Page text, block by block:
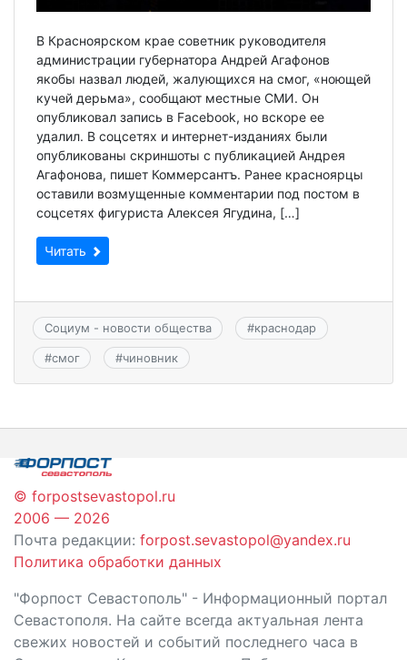
В Красноярском крае советник руководителя
администрации губернатора Андрей Агафонов
якобы назвал людей, жалующихся на смог, «ноющей
кучей дерьма», сообщают местные СМИ. Он
опубликовал запись в Facebook, но вскоре ее
удалил. В соцсетях и интернет-изданиях были
опубликованы скриншоты с публикацией Андрея
Агафонова, пишет Коммерсантъ. Ранее красноярцы
оставили возмущенные комментарии под постом в
соцсетях фигуриста Алексея Ягудина, […]
Читать
Социум - новости общества #краснодар
#смог #чиновник
© forpostsevastopol.ru
2006 — 2026
Почта редакции: forpost.sevastopol@yandex.ru
Политика обработки данных
"Форпост Севастополь" - Информационный портал
Севастополя. На сайте всегда актуальная лента
свежих новостей и событий последнего часа в